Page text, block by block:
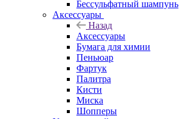
Бессульфатный шампунь
Аксессуары
Назад
Аксессуары
Бумага для химии
Пеньюар
Фартук
Палитра
Кисти
Миска
Шопперы